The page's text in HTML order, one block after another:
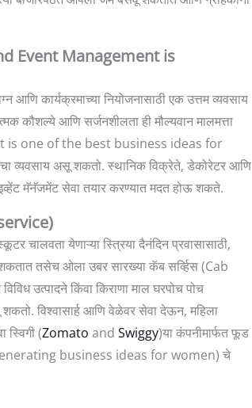
Event Management is
आणि कार्यक्रमाच्या नियोजनासाठी एक उत्तम व्यवसाय
कौशल्ये आणि सर्जनशीलता ही मौल्यवान मालमत्ता
is one of the best business ideas for
व्यवसाय असू शकतो. स्थानिक विक्रेते, डेकोरेटर आणि
मॅनॅजमेंट सेवा तयार करण्यात मदत होऊ शकते.
येणाऱ्या स्त्रिया दैनंदिन प्रवासासाठी,
तसेच ओला उबर सारख्या कॅब सर्व्हिस (Cab
उत्पादने किंवा किराणा माल घरपोच पोच
शकतो. विश्वासार्ह आणि वेळेवर सेवा देऊन, महिला
स्विगी (Zomato and Swiggy)या कंपनीमार्फत फूड
business ideas for women) चे